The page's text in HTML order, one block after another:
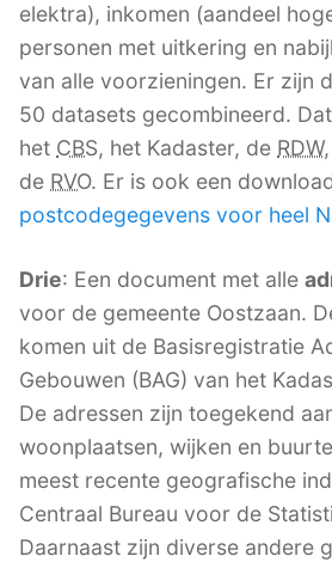
elektra), inkomen (aandeel
personen met uitkering en
van alle voorzieningen. Er zijn
50 datasets gecombineerd.
het CBS, het Kadaster, de RDW
de RVO. Er is ook een
postcodegegevens voor heel
Drie: Een document met alle
voor de gemeente Oostzaan.
komen uit de Basisregistratie
Gebouwen (BAG) van het
De adressen zijn toegekend
woonplaatsen, wijken en
meest recente geografische
Centraal Bureau voor de
Daarnaast zijn diverse andere